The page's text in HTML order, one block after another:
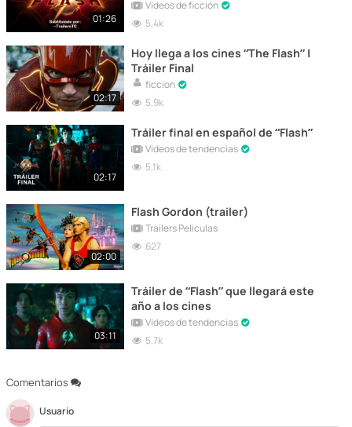
Comentarios
Usuario
01:26
Vídeos de ficción
5,4k
02:17
Hoy llega a los cines “The Flash” |
Tráiler Final
ficcion
5,9k
02:17
Tráiler final en español de “Flash”
Vídeos de tendencias
5,1k
02:00
Flash Gordon (trailer)
Trailers Peliculas
627
03:11
Tráiler de “Flash” que llegará este
año a los cines
Vídeos de tendencias
5,7k